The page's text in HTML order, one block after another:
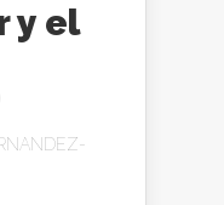
y el